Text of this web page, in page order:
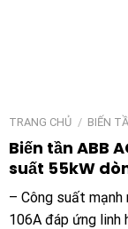
TRANG CHỦ / BIẾN
Biến tần ABB
suất 55kW
– Công suất mạnh
106A đáp ứng linh